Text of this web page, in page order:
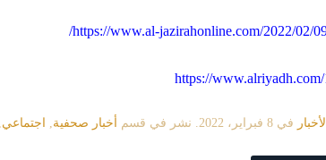
https://www.al-jazirahonline.com/2022/02/
https://
في 8 فبراير، 2022 . نشر في قسم أخبار صحفية اجتماعي